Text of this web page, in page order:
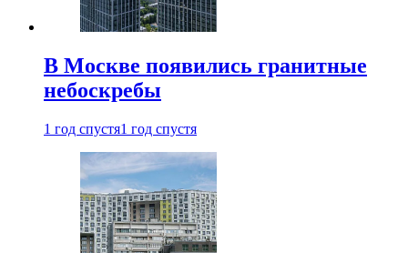
В Москве появились гранитные
небоскребы
1 год спустя1 год спустя